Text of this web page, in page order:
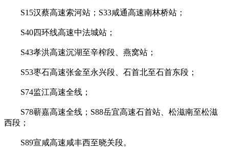
S15汉蔡高速索河站；S33咸通高速南林桥站；
S40四环线高速中法城站；
S43孝洪高速沉湖至辛榨段、燕窝站；
S53枣石高速张金至永兴段、石首北至石首东段；
S74监江高速全线；
S78蕲嘉高速全线；S88岳宜高速石首站、松滋南至松滋
西段；
S89宣咸高速咸丰西至晓关段。